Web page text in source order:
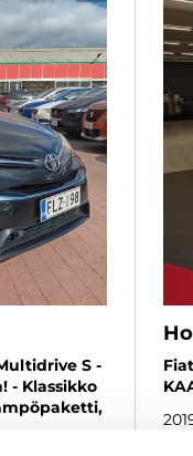
S -
- Klassikko